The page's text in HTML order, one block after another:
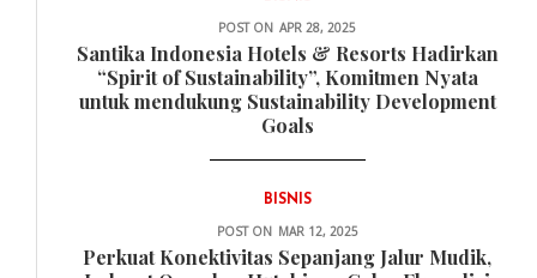
POST ON APR 28, 2025
Santika Indonesia Hotels & Resorts Hadirkan
“Spirit of Sustainability”, Komitmen Nyata
untuk mendukung Sustainability Development
Goals
BISNIS
POST ON MAR 12, 2025
Perkuat Konektivitas Sepanjang Jalur Mudik,